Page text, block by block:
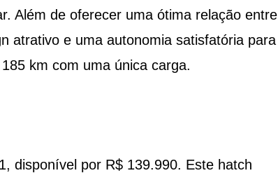
Além de oferecer uma ótima relação entre
atrativo e uma autonomia satisfatória para
km com uma única carga.
disponível por R$ 139.990. Este hatch